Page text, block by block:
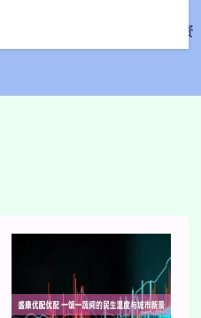
启天配资